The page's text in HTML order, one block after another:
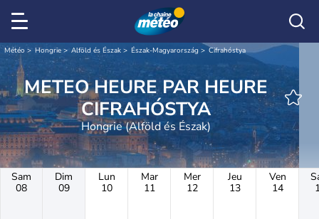
Météo Hongrie Alföld és Észak Észak-Magyarország Cifrahóstya
METEO HEURE PAR HEURE
CIFRAHÓSTYA
Hongrie (Alföld és Észak)
Sam
08
Dim
09
Lun
10
Mar
11
Mer
12
Jeu
13
Ven
14